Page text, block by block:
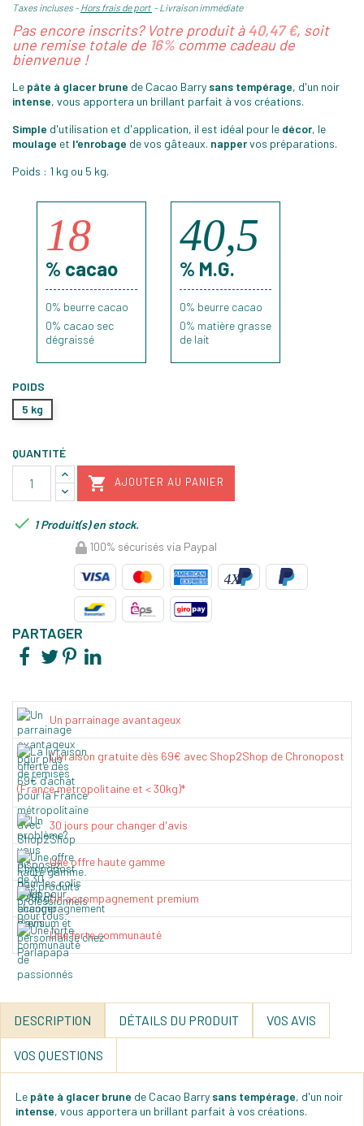
Taxes incluses Hors frais de port Livraison immédiate
Pas encore inscrits? Votre produit à40,47 €, soit
une remise totale de 16% comme cadeau de
bienvenue !
Le pâte à glacer brune de Cacao Barry sans tempérage, d'un noir
intense, vous apportera un brillant parfait à vos créations.
Simple d'utilisation et d'application, il est idéal pour le décor, le
moulage et l'enrobage de vos gâteaux. nappervos préparations.
Poids : 1 kg ou 5 kg.
18
% cacao
0% beurre cacao
0% cacao sec
dégraissé
40,5
% M.G.
0% beurre cacao
0% matière grasse
de lait
POIDS
5 kg
QUANTITÉ
 AJOUTER AU PANIER
 1 Produit(s) en stock.
100% sécurisés via Paypal
PARTAGER
Un parrainage avantageux
Livraison gratuite dès 69€ avec Shop2Shop de Chronopost
(France métropolitaine et < 30kg)*
30 jours pour changer d'avis
Une offre haute gamme
Un accompagnement premium
Une forte communauté
DESCRIPTION DÉTAILS DU PRODUIT VOS AVIS
VOS QUESTIONS
Le pâte à glacer brune de Cacao Barry sans tempérage, d'un noir
intense, vous apportera un brillant parfait à vos créations.